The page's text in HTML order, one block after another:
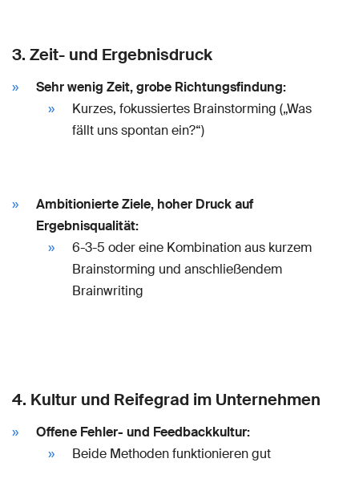
3. Zeit- und Ergebnisdruck
Sehr wenig Zeit, grobe Richtungsfindung:
Kurzes, fokussiertes Brainstorming („Was
fällt uns spontan ein?“)
Ambitionierte Ziele, hoher Druck auf
Ergebnisqualität:
6-3-5 oder eine Kombination aus kurzem
Brainstorming und anschließendem
Brainwriting
4. Kultur und Reifegrad im Unternehmen
Offene Fehler- und Feedbackkultur:
Beide Methoden funktionieren gut